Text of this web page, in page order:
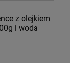
z olejkiem
i woda